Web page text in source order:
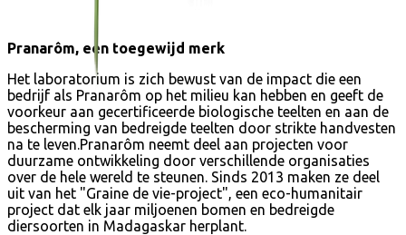
Pranarôm, een toegewijd merk
Het laboratorium is zich bewust van de impact die een
bedrijf als Pranarôm op het milieu kan hebben en geeft de
voorkeur aan gecertificeerde biologische teelten en aan de
bescherming van bedreigde teelten door strikte handvesten
na te leven.Pranarôm neemt deel aan projecten voor
duurzame ontwikkeling door verschillende organisaties
over de hele wereld te steunen. Sinds 2013 maken ze deel
uit van het "Graine de vie-project", een eco-humanitair
project dat elk jaar miljoenen bomen en bedreigde
diersoorten in Madagaskar herplant.